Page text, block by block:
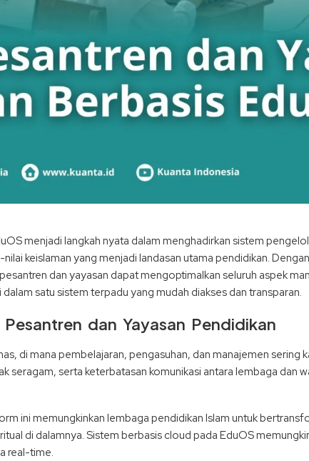
menjadi langkah nyata dalam menghadirkan sistem
keislaman yang menjadi landasan utama pendidikan.
dan yayasan dapat mengoptimalkan seluruh aspek
satu sistem terpadu yang mudah diakses dan transparan.
dan Yayasan Pendidikan
di mana pembelajaran, pengasuhan, dan manajemen sering
seragam, serta keterbatasan komunikasi antara lembaga dan
ini memungkinkan lembaga pendidikan Islam untuk
di dalamnya. Sistem berbasis cloud pada EduOS
real-time.